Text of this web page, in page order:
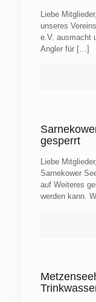
Liebe
unseres
e.V. ausmacht
Angler für[…]
gesperrt
Liebe
Sarnekower
auf Weiteres
werden kann.